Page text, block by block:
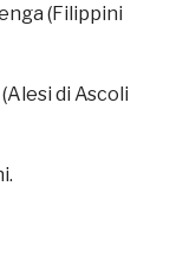
(Filippini
di Ascoli